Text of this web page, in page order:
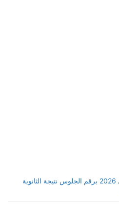
معرفة نتيجة الصف الثالث الثانوي 2026 برقم الجلوس نتيجة الثانوية